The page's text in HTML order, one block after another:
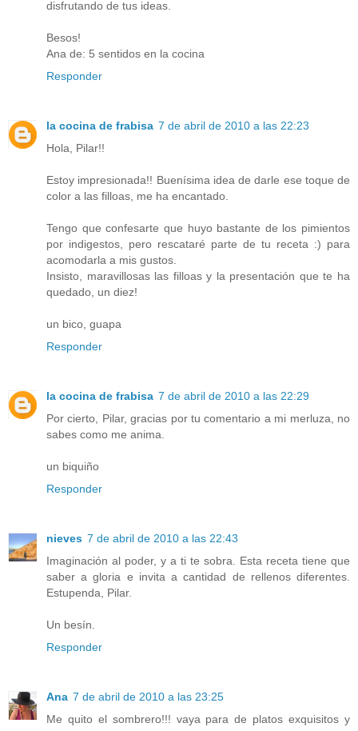
disfrutando de tus ideas.
Besos!
Ana de: 5 sentidos en la cocina
Responder
la cocina de frabisa 7 de abril de 2010 a las 22:23
Hola, Pilar!!
Estoy impresionada!! Buenísima idea de darle ese toque de
color a las filloas, me ha encantado.
Tengo que confesarte que huyo bastante de los pimientos
por indigestos, pero rescataré parte de tu receta :) para
acomodarla a mis gustos.
Insisto, maravillosas las filloas y la presentación que te ha
quedado, un diez!
un bico, guapa
Responder
la cocina de frabisa 7 de abril de 2010 a las 22:29
Por cierto, Pilar, gracias por tu comentario a mi merluza, no
sabes como me anima.
un biquiño
Responder
nieves 7 de abril de 2010 a las 22:43
Imaginación al poder, y a ti te sobra. Esta receta tiene que
saber a gloria e invita a cantidad de rellenos diferentes.
Estupenda, Pilar.
Un besín.
Responder
Ana 7 de abril de 2010 a las 23:25
Me quito el sombrero!!! vaya para de platos exquisitos y